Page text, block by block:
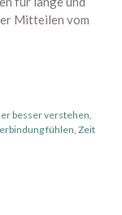
Mitteilen vom
besser verstehen
fühlen Zeit